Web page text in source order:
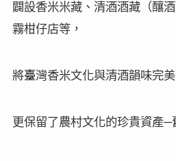
闢設香米米藏、清酒酒藏（釀
霧柑仔店等，
將臺灣香米文化與清酒韻味完美
更保留了農村文化的珍貴資產─